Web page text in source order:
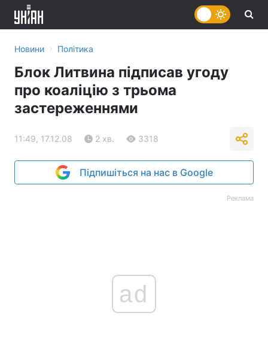
Новини › Політика
Блок Литвина підписав угоду
про коаліцію з трьома
застереженнями
11:49, 17.12.08 2 хв. 3318
Підпишіться на нас в Google
Реклама
ad